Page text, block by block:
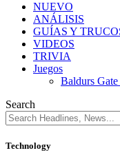
NUEVO
ANÁLISIS
GUÍAS Y
VIDEOS
TRIVIA
Juegos
Baldurs Gate
Search
Technology